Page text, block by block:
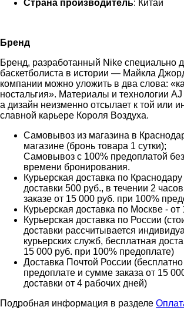
Страна производитель: Китай
Бренд
Бренд, разработанный Nike специально
баскетболиста в истории — Майкла
компании можно уложить в два слова:
ностальгия». Материалы и технологии
а дизайн неизменно отсылает к той или
славной карьере Короля Воздуха.
Самовывоз из магазина в
магазине (бронь товара 1 сутки);
Самовывоз с 100% предоплатой
времени бронирования.
Курьерская доставка по
доставки 500 руб., в течении 2
заказе от 15 000 руб. при 100%
Курьерская доставка по Москве - от
Курьерская доставка по России
доставки рассчитывается
курьерских служб, бесплатная
15 000 руб. при 100% предоплате)
Доставка Почтой России
предоплате и сумме заказа от 15
доставки от 4 рабочих дней)
Подробная информация в разделе